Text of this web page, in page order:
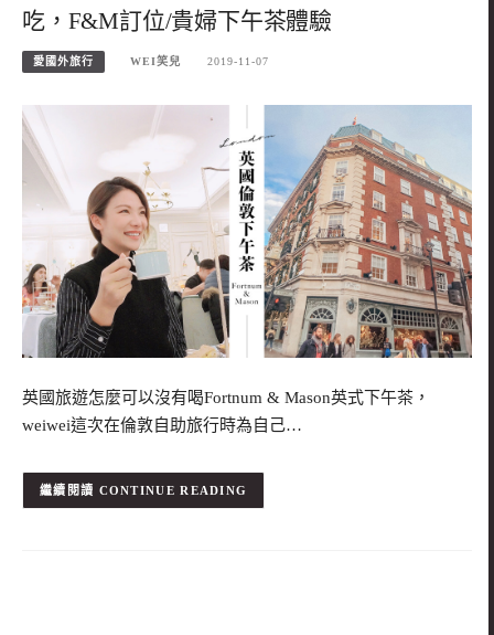
吃，F&M訂位/貴婦下午茶體驗
愛國外旅行 WEI笑兒 2019-11-07
英國旅遊怎麼可以沒有喝Fortnum & Mason英式下午茶，
weiwei這次在倫敦自助旅行時為自己…
CONTINUE READING